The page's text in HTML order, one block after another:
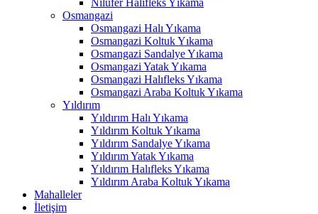
Nilüfer Halıfleks Yıkama
Osmangazi
Osmangazi Halı Yıkama
Osmangazi Koltuk Yıkama
Osmangazi Sandalye Yıkama
Osmangazi Yatak Yıkama
Osmangazi Halıfleks Yıkama
Osmangazi Araba Koltuk Yıkama
Yıldırım
Yıldırım Halı Yıkama
Yıldırım Koltuk Yıkama
Yıldırım Sandalye Yıkama
Yıldırım Yatak Yıkama
Yıldırım Halıfleks Yıkama
Yıldırım Araba Koltuk Yıkama
Mahalleler
İletişim